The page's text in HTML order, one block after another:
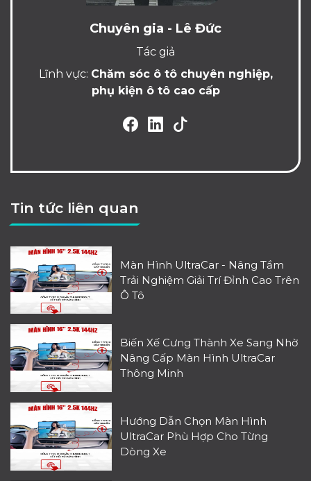
Chuyên gia - Lê Đức
Tác giả
Lĩnh vực: Chăm sóc ô tô chuyên nghiệp,
phụ kiện ô tô cao cấp
Tin tức liên quan
Màn Hình UltraCar - Nâng Tầm
Trải Nghiệm Giải Trí Đỉnh Cao Trên
Ô Tô
Biến Xế Cưng Thành Xe Sang Nhờ
Nâng Cấp Màn Hình UltraCar
Thông Minh
Hướng Dẫn Chọn Màn Hình
UltraCar Phù Hợp Cho Từng
Dòng Xe